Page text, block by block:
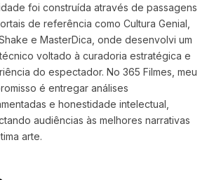
foi construída através de passagens
de referência como Cultura Genial,
e MasterDica, onde desenvolvi um
voltado à curadoria estratégica e
do espectador. No 365 Filmes, meu
é entregar análises
e honestidade intelectual,
audiências às melhores narrativas
arte.